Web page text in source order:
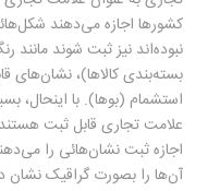
کشورها اجازه می‌دهند
نبوده‌اند نیز ثبت شوند
بسته‌بندی کالاها)، نشان‌های
استشمام (بوها). با اینحال،
علامت تجاری قابل ثبت
اجازه ثبت نشان‌هائی را
آن‌ها را بصورت گراقیک نشان